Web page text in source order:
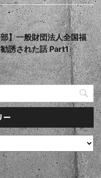
】一般財団法人全国福
誘された話 Part1
ー